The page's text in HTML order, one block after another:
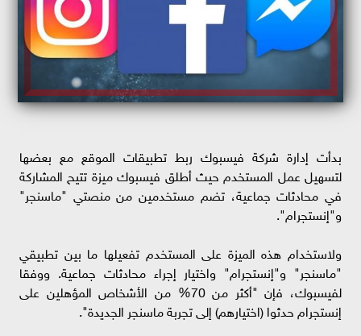
بدأت إدارة شركة فيسبوك ربط تطبيقات الموقع مع بعضها
لتسهيل عمل المستخدم حيث أطلق فيسبوك ميزة تتيح المشاركة
في محادثات جماعية، تضم مستخدمين من منصتي "ماسنجر"
و"إنستجرام".
ولاستخدام هذه الميزة على المستخدم تفعيلها ما بين تطبيقي
"ماسنجر" و"إنستجرام" واختيار إجراء محادثات جماعية. ووفقا
لفيسبوك، فإن "أكثر من 70% من الأشخاص المؤهلين على
إنستجرام حدثوا (اختيارهم) إلى تجربة ماسنجر الجديدة".